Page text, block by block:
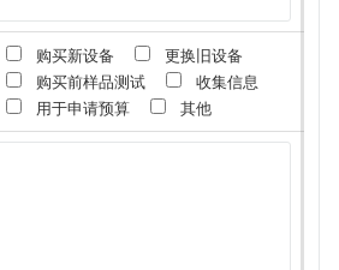
购买新设备
更换旧设备
购买前样品测试
收集信息
用于申请预算
其他